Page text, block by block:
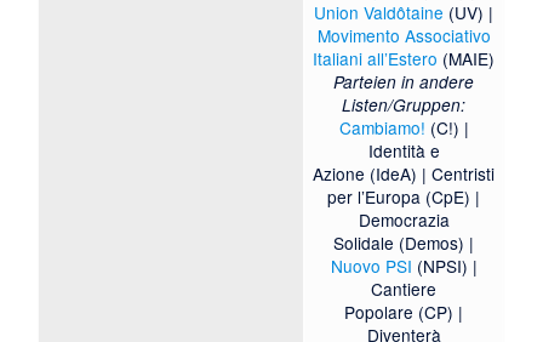
Union Valdôtaine (UV) |
Movimento Associativo
Italiani all’Estero (MAIE)
Parteien in andere
Listen/Gruppen:
Cambiamo! (C!) |
Identità e
Azione (IdeA) |Centristi
per l’Europa (CpE) |
Democrazia
Solidale (Demos) |
Nuovo PSI (NPSI) |
Cantiere
Popolare (CP) |
Diventerà